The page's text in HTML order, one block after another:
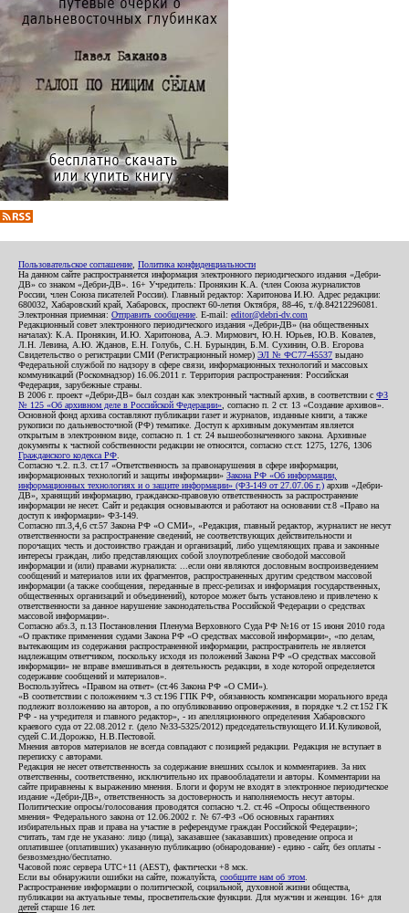
Пользовательское соглашение Политика конфиденциальности
На данном сайте распространяется информация электронного периодического издания «Дебри-
ДВ» со знаком «Дебри-ДВ». 16+ Учредитель: Пронякин К.А. (член Союза журналистов
России, член Союза писателей России). Главный редактор: Харитонова И.Ю. Адрес редакции:
680032, Хабаровский край, Хабаровск, проспект 60-летия Октября, 88-46, т./ф.84212296081.
Электронная приемная: Отправить сообщение . E-mail: editor@debri-dv.com
Редакционный совет электронного периодического издания «Дебри-ДВ» (на общественных
началах): К.А. Пронякин, И.Ю. Харитонова, А.Э. Мирмович, Ю.Н. Юрьев, Ю.В. Ковалев,
Л.Н. Левина, А.Ю. Жданов, Е.Н. Голубь, С.Н. Бурындин, Б.М. Сухинин, О.В. Егорова
Свидетельство о регистрации СМИ (Регистрационный номер) ЭЛ № ФС77-45537 выдано
Федеральной службой по надзору в сфере связи, информационных технологий и массовых
коммуникаций (Роскомнадзор) 16.06.2011 г. Территория распространения: Российская
Федерация, зарубежные страны.
В 2006 г. проект «Дебри-ДВ» был создан как электронный частный архив, в соответствии с ФЗ
№ 125 «Об архивном деле в Российской Федерации» , согласно п. 2 ст. 13 «Создание архивов».
Основной фонд архива составляют публикации газет и журналов, изданные книги, а также
рукописи по дальневосточной (РФ) тематике. Доступ к архивным документам является
открытым в электронном виде, согласно п. 1 ст. 24 вышеобозначенного закона. Архивные
документы к частной собственности редакции не относятся, согласно ст.ст. 1275, 1276, 1306
Гражданского кодекса РФ
Согласно ч.2. п.3. ст.17 «Ответственность за правонарушения в сфере информации,
информационных технологий и защиты информации» Закона РФ «Об информации,
информационных технологиях и о защите информации» (ФЗ-149 от 27.07.06 г.) архив «Дебри-
ДВ», хранящий информацию, гражданско-правовую ответственность за распространение
информации не несет. Сайт и редакция основываются и работают на основании ст.8 «Право на
доступ к информации» ФЗ-149.
Согласно пп.3,4,6 ст.57 Закона РФ «О СМИ», «Редакция, главный редактор, журналист не несут
ответственности за распространение сведений, не соответствующих действительности и
порочащих честь и достоинство граждан и организаций, либо ущемляющих права и законные
интересы граждан, либо представляющих собой злоупотребление свободой массовой
информации и (или) правами журналиста: ...если они являются дословным воспроизведением
сообщений и материалов или их фрагментов, распространенных другим средством массовой
информации (а также сообщения, переданные в пресс-релизах и информация государственных,
общественных организаций и объединений), которое может быть установлено и привлечено к
ответственности за данное нарушение законодательства Российской Федерации о средствах
массовой информации».
Согласно абз.3, п.13 Постановления Пленума Верховного Суда РФ №16 от 15 июня 2010 года
«О практике применения судами Закона РФ «О средствах массовой информации», «по делам,
вытекающим из содержания распространенной информации, распространитель не является
надлежащим ответчиком, поскольку исходя из положений Закона РФ «О средствах массовой
информации» не вправе вмешиваться в деятельность редакции, в ходе которой определяется
содержание сообщений и материалов».
Воспользуйтесь «Правом на ответ» (ст.46 Закона РФ «О СМИ»).
«В соответствии с положением ч.3 ст.196 ГПК РФ, обязанность компенсации морального вреда
подлежит возложению на авторов, а по опубликованию опровержения, в порядке ч.2 ст.152 ГК
РФ - на учредителя и главного редактор», - из апелляционного определения Хабаровского
краевого суда от 22.08.2012 г. (дело №33-5325/2012) председательствующего И.И.Куликовой,
судей С.И.Дорожко, Н.В.Пестовой.
Мнения авторов материалов не всегда совпадают с позицией редакции. Редакция не вступает в
переписку с авторами.
Редакция не несет ответственность за содержание внешних ссылок и комментариев. За них
ответственны, соответственно, исключительно их правообладатели и авторы. Комментарии на
сайте приравнены к выражению мнения. Блоги и форум не входят в электронное периодическое
издание «Дебри-ДВ», ответственность за достоверность и наполняемость несут авторы.
Политические опросы/голосования проводятся согласно ч.2. ст.46 «Опросы общественного
мнения» Федерального закона от 12.06.2002 г. № 67-ФЗ «Об основных гарантиях
избирательных прав и права на участие в референдуме граждан Российской Федерации»;
считать, там где не указано: лицо (лица), заказавшее (заказавших) проведение опроса и
оплатившее (оплативших) указанную публикацию (обнародование) - едино - сайт, без оплаты -
безвозмездно/бесплатно.
Часовой пояс сервера UTC+11 (AEST), фактически +8 мск.
Если вы обнаружили ошибки на сайте, пожалуйста, сообщите нам об этом
Распространение информации о политической, социальной, духовной жизни общества,
публикации на актуальные темы, просветительские функции. Для мужчин и женщин. 16+ для
детей старше 16 лет.